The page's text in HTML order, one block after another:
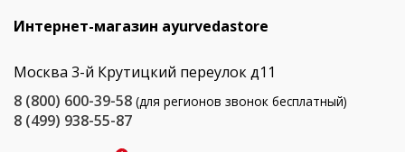
Интернет-магазин ayurvedastore
Москва 3-й Крутицкий переулок д11
8 (800) 600-39-58 (для регионов звонок бесплатный)
8 (499) 938-55-87